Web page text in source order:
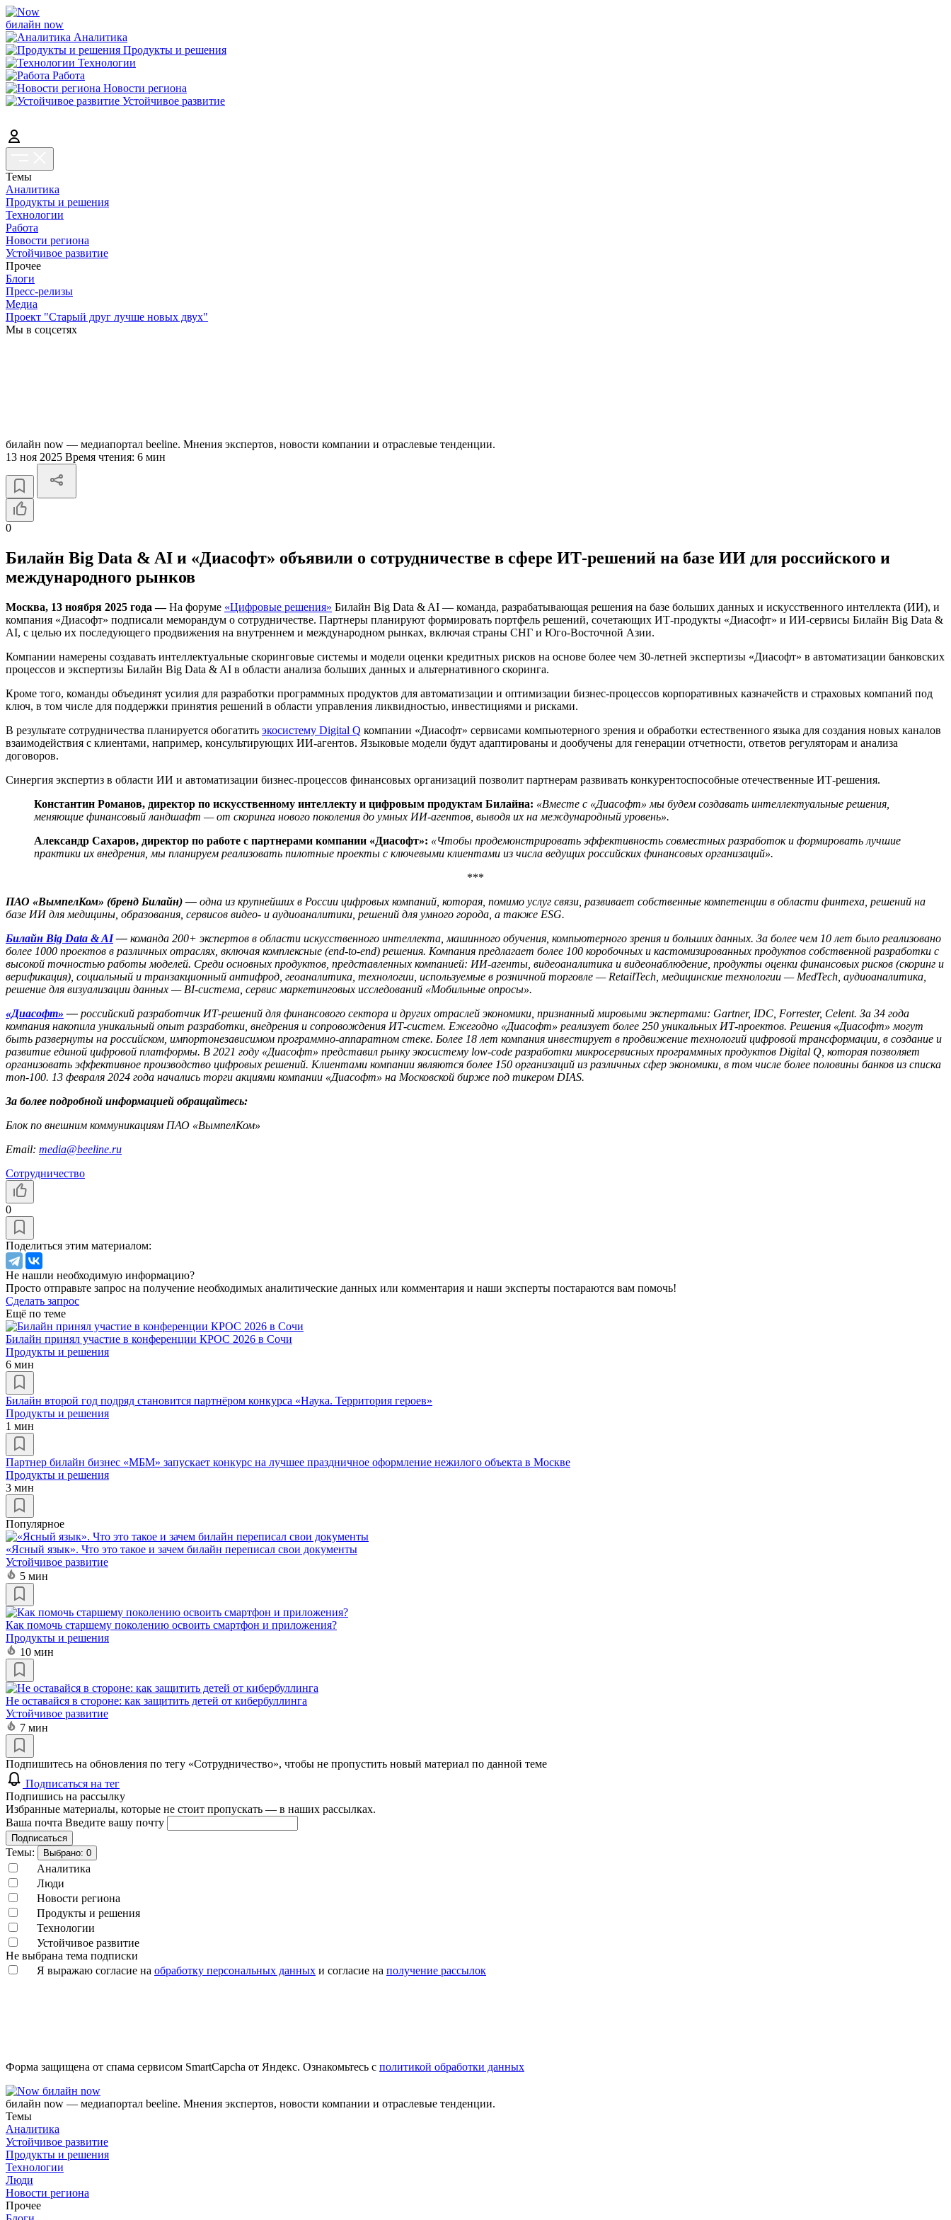
билайн now
Аналитика
Продукты и решения
Технологии
Работа
Новости региона
Устойчивое развитие
Темы
Аналитика
Продукты и решения
Технологии
Работа
Новости региона
Устойчивое развитие
Прочее
Блоги
Пресс-релизы
Медиа
Проект "Старый друг лучше новых двух"
Мы в соцсетях
билайн now — медиапортал beeline. Мнения экспертов, новости компании и отраслевые тенденции.
13 ноя 2025 Время чтения: 6 мин
0
Билайн Big Data & AI и «Диасофт» объявили о сотрудничестве в сфере ИТ-решений на базе ИИ для российского и
международного рынков
Москва, 13 ноября 2025 года —На форуме «Цифровые решения» Билайн Big Data & AI — команда, разрабатывающая решения на базе больших данных и искусственного интеллекта (ИИ), и
компания «Диасофт» подписали меморандум о сотрудничестве. Партнеры планируют формировать портфель решений, сочетающих ИТ-продукты «Диасофт» и ИИ-сервисы Билайн Big Data &
AI, с целью их последующего продвижения на внутреннем и международном рынках, включая страны СНГ и Юго-Восточной Азии.
Компании намерены создавать интеллектуальные скоринговые системы и модели оценки кредитных рисков на основе более чем 30-летней экспертизы «Диасофт» в автоматизации банковских
процессов и экспертизы Билайн Big Data & AI в области анализа больших данных и альтернативного скоринга.
Кроме того, команды объединят усилия для разработки программных продуктов для автоматизации и оптимизации бизнес-процессов корпоративных казначейств и страховых компаний под
ключ, в том числе для поддержки принятия решений в области управления ликвидностью, инвестициями и рисками.
В результате сотрудничества планируется обогатить экосистему Digital Q компании «Диасофт» сервисами компьютерного зрения и обработки естественного языка для создания новых каналов
взаимодействия с клиентами, например, консультирующих ИИ-агентов. Языковые модели будут адаптированы и дообучены для генерации отчетности, ответов регуляторам и анализа
договоров.
Синергия экспертиз в области ИИ и автоматизации бизнес-процессов финансовых организаций позволит партнерам развивать конкурентоспособные отечественные ИТ-решения.
Константин Романов, директор по искусственному интеллекту и цифровым продуктам Билайна: «Вместе с «Диасофт» мы будем создавать интеллектуальные решения,
меняющие финансовый ландшафт — от скоринга нового поколения до умных ИИ-агентов, выводя их на международный уровень».
Александр Сахаров, директор по работе с партнерами компании «Диасофт»: «Чтобы продемонстрировать эффективность совместных разработок и формировать лучшие
практики их внедрения, мы планируем реализовать пилотные проекты с ключевыми клиентами из числа ведущих российских финансовых организаций».
***
ПАО «ВымпелКом» (бренд Билайн) — одна из крупнейших в России цифровых компаний, которая, помимо услуг связи, развивает собственные компетенции в области финтеха, решений на
базе ИИ для медицины, образования, сервисов видео- и аудиоаналитики, решений для умного города, а также ESG.
Билайн Big Data & AI— команда 200+ экспертов в области искусственного интеллекта, машинного обучения, компьютерного зрения и больших данных. За более чем 10 лет было реализовано
более 1000 проектов в различных отраслях, включая комплексные (end-to-end) решения. Компания предлагает более 100 коробочных и кастомизированных продуктов собственной разработки с
высокой точностью работы моделей. Среди основных продуктов, представленных компанией: ИИ-агенты, видеоаналитика и видеонаблюдение, продукты оценки финансовых рисков (скоринг и
верификация), социальный и транзакционный антифрод, геоаналитика, технологии, используемые в розничной торговле — RetailTech, медицинские технологии — MedTech, аудиоаналитика,
решение для визуализации данных — BI-система, сервис маркетинговых исследований «Мобильные опросы».
«Диасофт» — российский разработчик ИТ-решений для финансового сектора и других отраслей экономики, признанный мировыми экспертами: Gartner, IDC, Forrester, Celent. За 34 года
компания накопила уникальный опыт разработки, внедрения и сопровождения ИТ-систем. Ежегодно «Диасофт» реализует более 250 уникальных ИТ-проектов. Решения «Диасофт» могут
быть развернуты на российском, импортонезависимом программно-аппаратном стеке. Более 18 лет компания инвестирует в продвижение технологий цифровой трансформации, в создание и
развитие единой цифровой платформы. В 2021 году «Диасофт» представил рынку экосистему low-code разработки микросервисных программных продуктов Digital Q, которая позволяет
организовать эффективное производство цифровых решений. Клиентами компании являются более 150 организаций из различных сфер экономики, в том числе более половины банков из списка
топ-100. 13 февраля 2024 года начались торги акциями компании «Диасофт» на Московской бирже под тикером DIAS.
За более подробной информацией обращайтесь:
Блок по внешним коммуникациям ПАО «ВымпелКом»
Email: media@beeline.ru
Сотрудничество
0
Поделиться этим материалом:
Не нашли необходимую информацию?
Просто отправьте запрос на получение необходимых аналитические данных или комментария и наши эксперты постараются вам помочь!
Сделать запрос
Ещё по теме
Билайн принял участие в конференции КРОС 2026 в Сочи
Продукты и решения
6 мин
Билайн второй год подряд становится партнёром конкурса «Наука. Территория героев»
Продукты и решения
1 мин
Партнер билайн бизнес «МБМ» запускает конкурс на лучшее праздничное оформление нежилого объекта в Москве
Продукты и решения
3 мин
Популярное
«Ясный язык». Что это такое и зачем билайн переписал свои документы
Устойчивое развитие
5 мин
Как помочь старшему поколению освоить смартфон и приложения?
Продукты и решения
10 мин
Не оставайся в стороне: как защитить детей от кибербуллинга
Устойчивое развитие
7 мин
Подпишитесь на обновления по тегу «Сотрудничество», чтобы не пропустить новый материал по данной теме
Подписаться на тег
Подпишись на рассылку
Избранные материалы, которые не стоит пропускать — в наших рассылках.
Ваша почта Введите вашу почту
Подписаться
Темы: Выбрано: 0
Аналитика
Люди
Новости региона
Продукты и решения
Технологии
Устойчивое развитие
Не выбрана тема подписки
Я выражаю согласие на обработку персональных данных и согласие на получение рассылок
Форма защищена от спама сервисом SmartCapcha от Яндекс. Ознакомьтесь с политикой обработки данных
билайн now
билайн now — медиапортал beeline. Мнения экспертов, новости компании и отраслевые тенденции.
Темы
Аналитика
Устойчивое развитие
Продукты и решения
Технологии
Люди
Новости региона
Прочее